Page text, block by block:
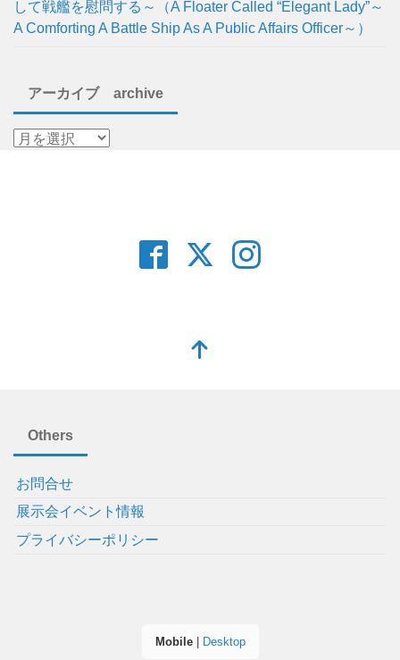
して戦艦を慰問する～（A Floater Called “Elegant Lady”～
A Comforting A Battle Ship As A Public Affairs Officer～）
アーカイブ archive
Others
お問合せ
展示会イベント情報
プライバシーポリシー
Mobile| Desktop